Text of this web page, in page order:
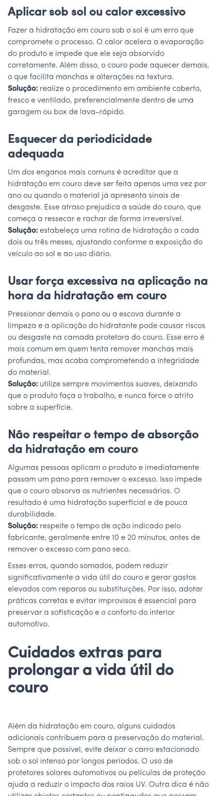
Aplicar sob sol ou calor excessivo
Fazer a hidratação em couro sob o sol é um erro que
compromete o processo. O calor acelera a evaporação
do produto e impede que ele seja absorvido
corretamente. Além disso, o couro pode aquecer demais,
o que facilita manchas e alterações na textura.
Solução: realize o procedimento em ambiente coberto,
fresco e ventilado, preferencialmente dentro de uma
garagem ou box de lava-rápido.
Esquecer da periodicidade
adequada
Um dos enganos mais comuns é acreditar que a
hidratação em couro deve ser feita apenas uma vez por
ano ou quando o material já apresenta sinais de
desgaste. Esse atraso prejudica a saúde do couro, que
começa a ressecar e rachar de forma irreversível.
Solução: estabeleça uma rotina de hidratação a cada
dois ou três meses, ajustando conforme a exposição do
veículo ao sol e ao uso diário.
Usar força excessiva na aplicação na
hora da hidratação em couro
Pressionar demais o pano ou a escova durante a
limpeza e a aplicação do hidratante pode causar riscos
ou desgaste na camada protetora do couro. Esse erro é
mais comum em quem tenta remover manchas mais
profundas, mas acaba comprometendo a integridade
do material.
Solução: utilize sempre movimentos suaves, deixando
que o produto faça o trabalho, e nunca force o atrito
sobre a superfície.
Não respeitar o tempo de absorção
da hidratação em couro
Algumas pessoas aplicam o produto e imediatamente
passam um pano para remover o excesso. Isso impede
que o couro absorva os nutrientes necessários. O
resultado é uma hidratação superficial e de pouca
durabilidade.
Solução: respeite o tempo de ação indicado pelo
fabricante, geralmente entre 10 e 20 minutos, antes de
remover o excesso com pano seco.
Esses erros, quando somados, podem reduzir
significativamente a vida útil do couro e gerar gastos
elevados com reparos ou substituições. Por isso, adotar
práticas corretas e evitar improvisos é essencial para
preservar a sofisticação e o conforto do interior
automotivo.
Cuidados extras para
prolongar a vida útil do
couro
Além da hidratação em couro, alguns cuidados
adicionais contribuem para a preservação do material.
Sempre que possível, evite deixar o carro estacionado
sob o sol intenso por longos períodos. O uso de
protetores solares automotivos ou películas de proteção
ajuda a reduzir o impacto dos raios UV. Outra dica é não